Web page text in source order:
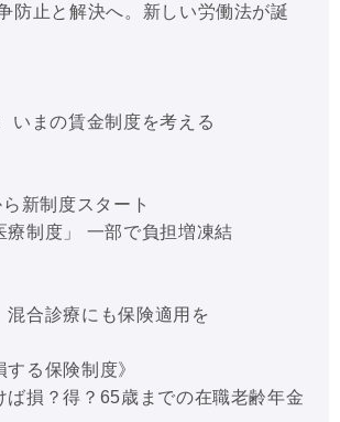
防止と解決へ。新しい労働法が誕
いまの賃金制度を考える
新制度スタート
療制度」 一部で負担増凍結
合診療にも保険適用を
する保険制度》
ば損？得？65歳までの在職老齢年金